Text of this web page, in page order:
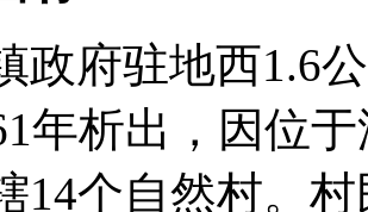
府驻地西1.6公
年析出，因位
14个自然村。